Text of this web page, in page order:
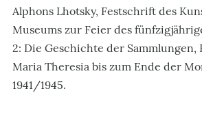
Alphons Lhotsky, Festschrift des
Museums zur Feier des
2: Die Geschichte der Sammlungen,
Maria Theresia bis zum Ende der
1941/1945.